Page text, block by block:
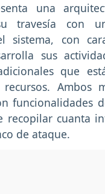
una
travesía con
sistema, con
sus
que
Ambos
funcionalidades
recopilar cuanta
de ataque.